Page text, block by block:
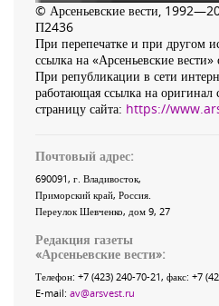
© Арсеньевские вести,
П2436
При перепечатке и при другом
ссылка на «Арсеньевские вести»
При републикации в сети
работающая ссылка на оригинал
страницу сайта: https://
Почтовый адрес:
690091, г. Владивосток,
Приморский край, Россия
Переулок Шевченко, дом 9, 27
Редакция газеты
«Арсеньевские вести»:
Телефон: +7 (423) 240-70-21, факс: +7
E-mail: av@arsvest.ru